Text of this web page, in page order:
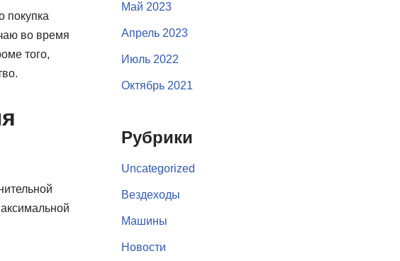
покупка
во время
того,
Май 2023
Апрель 2023
Июль 2022
Октябрь 2021
Рубрики
Uncategorized
Вездеходы
Машины
Новости